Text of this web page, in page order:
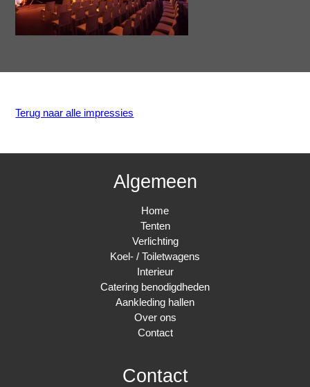
Terug naar alle impressies
Algemeen
Home
Tenten
Verlichting
Koel- / Toiletwagens
Interieur
Catering benodigdheden
Aankleding hallen
Over ons
Contact
Contact